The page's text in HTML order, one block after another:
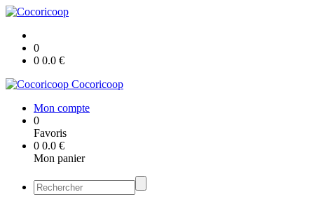
0
0 0.0 €
Cocoricoop
Mon compte
0
Favoris
0 0.0 €
Mon panier